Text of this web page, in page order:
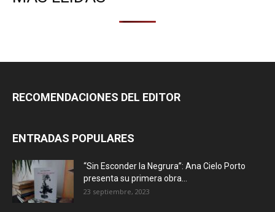
RECOMENDACIONES DEL EDITOR
ENTRADAS POPULARES
“Sin Esconder la Negrura”: Ana Cielo Porto
presenta su primera obra...
23 septiembre, 2023